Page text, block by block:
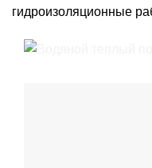
гидроизоляционные